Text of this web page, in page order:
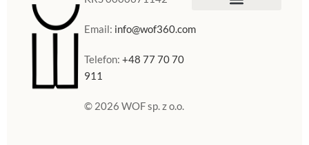
Email: info@wof360.com
Telefon:+48 77 70 70
911
© 2026 WOF sp. z o.o.